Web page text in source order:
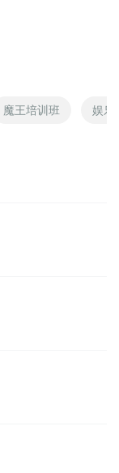
魔王培训班 娱乐